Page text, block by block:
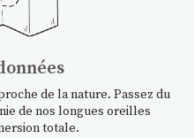
de la nature. Passez du
de nos longues oreilles
totale.